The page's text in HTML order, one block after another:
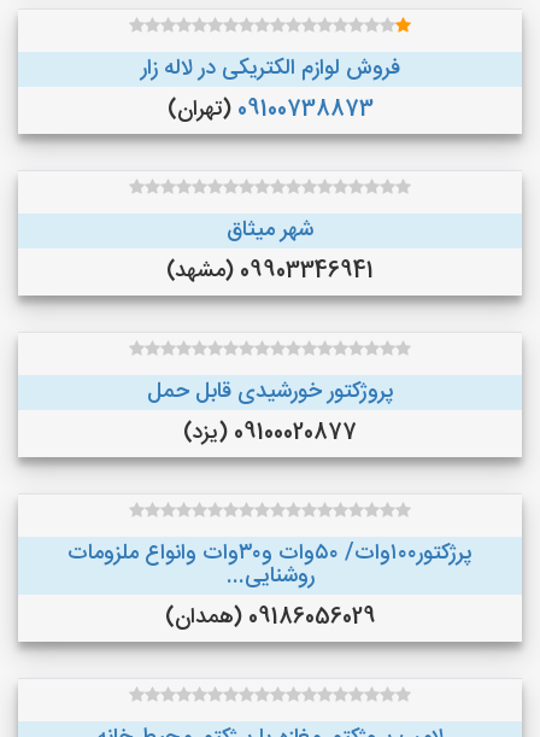
فروش لوازم الکتریکی در لاله زار
09100738873 (تهران)
شهر میثاق
09903346941 (مشهد)
پروژکتور خورشیدی قابل حمل
09100020877 (یزد)
پرژکتور۱۰۰وات/ ۵۰وات و۳۰وات وانواع ملزومات
روشنایی...
09186056029 (همدان)